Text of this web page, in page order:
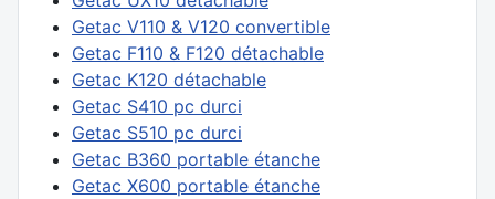
Getac V110 & V120 convertible
Getac F110 & F120 détachable
Getac K120 détachable
Getac S410 pc durci
Getac S510 pc durci
Getac B360 portable étanche
Getac X600 portable étanche